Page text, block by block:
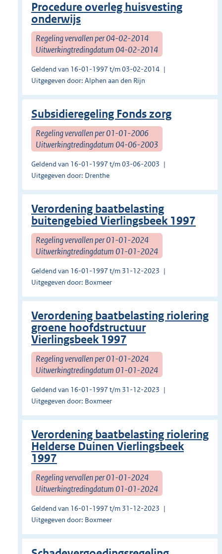
Procedure overleg huisvesting
onderwijs
Regeling vervallen per 04-02-2014
Uitwerkingtredingdatum 04-02-2014
Geldend van 16-01-1997 t/m 03-02-2014
Uitgegeven door: Alphen aan den Rijn
Subsidieregeling Fonds zorg
Regeling vervallen per 01-01-2006
Uitwerkingtredingdatum 04-06-2003
Geldend van 16-01-1997 t/m 03-06-2003
Uitgegeven door: Drenthe
Verordening baatbelasting
buitengebied Vierlingsbeek 1997
Regeling vervallen per 01-01-2024
Uitwerkingtredingdatum 01-01-2024
Geldend van 16-01-1997 t/m 31-12-2023
Uitgegeven door: Boxmeer
Verordening baatbelasting riolering
groene hoofdstructuur
Vierlingsbeek 1997
Regeling vervallen per 01-01-2024
Uitwerkingtredingdatum 01-01-2024
Geldend van 16-01-1997 t/m 31-12-2023
Uitgegeven door: Boxmeer
Verordening baatbelasting riolering
Helderse Duinen Vierlingsbeek
1997
Regeling vervallen per 01-01-2024
Uitwerkingtredingdatum 01-01-2024
Geldend van 16-01-1997 t/m 31-12-2023
Uitgegeven door: Boxmeer